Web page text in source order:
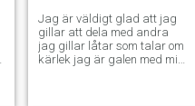
Jag är väldigt glad att jag
gillar att dela med andra
jag gillar låtar som talar om
kärlek jag är galen med min